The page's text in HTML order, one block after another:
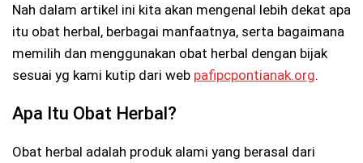
Nah dalam artikel ini kita akan mengenal lebih dekat apa
itu obat herbal, berbagai manfaatnya, serta bagaimana
memilih dan menggunakan obat herbal dengan bijak
sesuai yg kami kutip dari web pafipcpontianak.org.
Apa Itu Obat Herbal?
Obat herbal adalah produk alami yang berasal dari